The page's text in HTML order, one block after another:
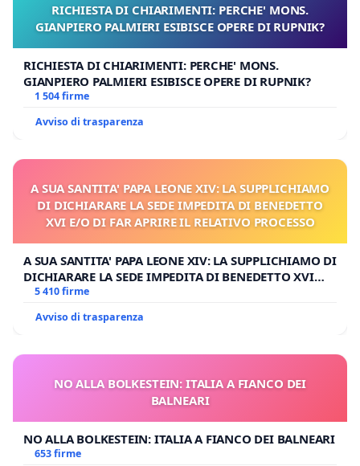
RICHIESTA DI CHIARIMENTI: PERCHE' MONS.
GIANPIERO PALMIERI ESIBISCE OPERE DI RUPNIK?
RICHIESTA DI CHIARIMENTI: PERCHE' MONS.
GIANPIERO PALMIERI ESIBISCE OPERE DI RUPNIK?
1 504 firme
Avviso di trasparenza
A SUA SANTITA' PAPA LEONE XIV: LA SUPPLICHIAMO
DI DICHIARARE LA SEDE IMPEDITA DI BENEDETTO
XVI E/O DI FAR APRIRE IL RELATIVO PROCESSO
A SUA SANTITA' PAPA LEONE XIV: LA SUPPLICHIAMO DI
DICHIARARE LA SEDE IMPEDITA DI BENEDETTO XVI
E/O DI FAR APRIRE IL RELATIVO PROCESSO
5 410 firme
Avviso di trasparenza
NO ALLA BOLKESTEIN: ITALIA A FIANCO DEI
BALNEARI
NO ALLA BOLKESTEIN: ITALIA A FIANCO DEI BALNEARI
653 firme